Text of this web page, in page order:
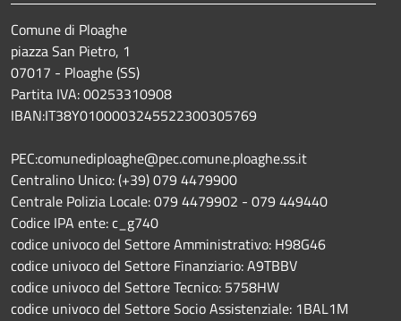
Comune di Ploaghe
piazza San Pietro, 1
07017 - Ploaghe (SS)
Partita IVA: 00253310908
IBAN:IT38Y0100003245522300305769
PEC:comunediploaghe@pec.comune.ploaghe.ss.it
Centralino Unico: (+39) 079 4479900
Centrale Polizia Locale: 079 4479902 - 079 449440
Codice IPA ente: c_g740
codice univoco del Settore Amministrativo: H98G46
codice univoco del Settore Finanziario: A9TBBV
codice univoco del Settore Tecnico: 5758HW
codice univoco del Settore Socio Assistenziale: 1BAL1M